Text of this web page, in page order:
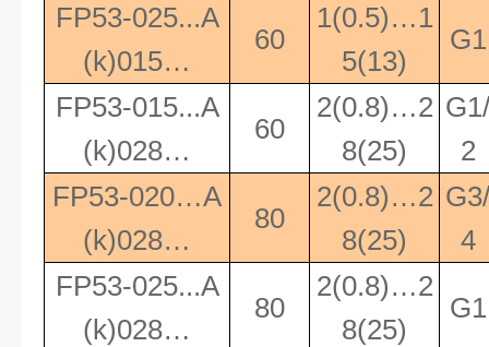
FP53-025...A
(k)015…
60
1(0.5)…1
5(13)
G1
FP53-015...A
(k)028…
60
2(0.8)…2
8(25)
G1/
2
FP53-020…A
(k)028…
80
2(0.8)…2
8(25)
G3/
4
FP53-025...A
(k)028…
80
2(0.8)…2
8(25)
G1